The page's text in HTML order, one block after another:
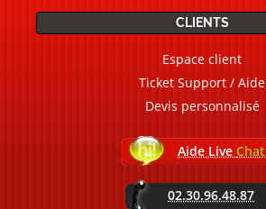
CLIENTS
Espace client
Ticket Support / Aide
Devis personnalisé
Aide Live Chat
02.30.96.48.87